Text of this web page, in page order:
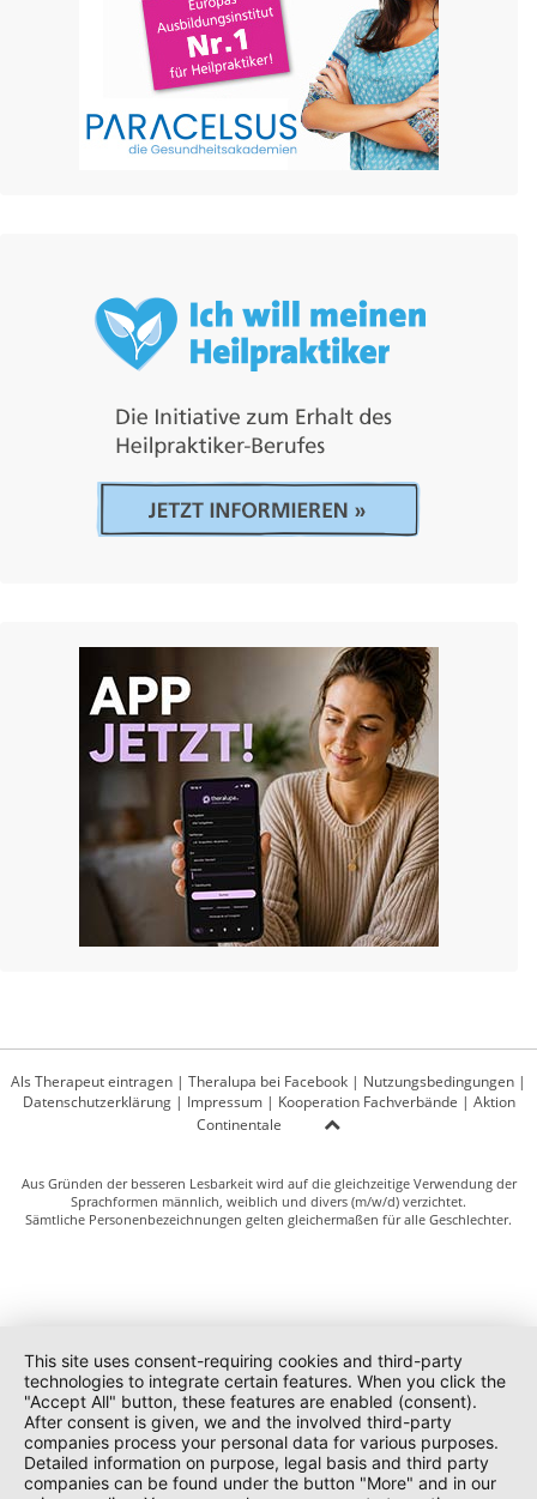
Als Therapeut eintragen | Theralupa bei Facebook | Nutzungsbedingungen |
Datenschutzerklärung| Impressum| Kooperation Fachverbände | Aktion
Continentale
Aus Gründen der besseren Lesbarkeit wird auf die gleichzeitige Verwendung der
Sprachformen männlich, weiblich und divers (m/w/d) verzichtet.
Sämtliche Personenbezeichnungen gelten gleichermaßen für alle Geschlechter.
This site uses consent-requiring cookies and third-party
technologies to integrate certain features. When you click the
"Accept All" button, these features are enabled (consent).
After consent is given, we and the involved third-party
companies process your personal data for various purposes.
Detailed information on purpose, legal basis and third party
companies can be found under the button "More" and in our